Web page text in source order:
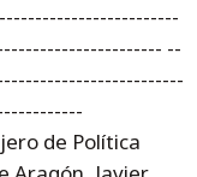
--
de Política